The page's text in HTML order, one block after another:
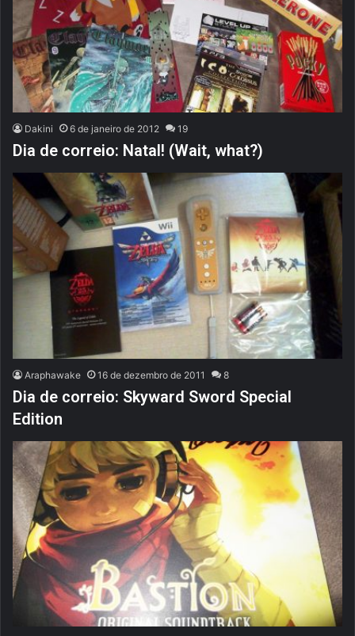
Dakini 6 de janeiro de 2012 19
Dia de correio: Natal! (Wait, what?)
Araphawake 16 de dezembro de 2011 8
Dia de correio: Skyward Sword Special
Edition